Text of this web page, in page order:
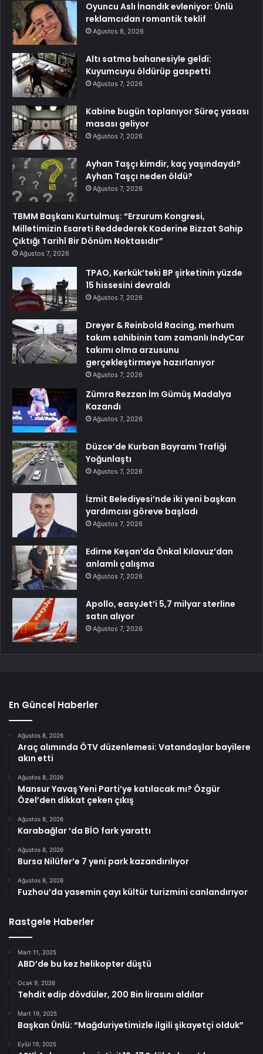
Oyuncu Aslı İnandık evleniyor: Ünlü
reklamcıdan romantik teklif
Ağustos 8, 2026
Altı satma bahanesiyle geldi:
Kuyumcuyu öldürüp gaspetti
Ağustos 7, 2026
Kabine bugün toplanıyor Süreç yasası
masası geliyor
Ağustos 7, 2026
Ayhan Taşçı kimdir, kaç yaşındaydı?
Ayhan Taşçı neden öldü?
Ağustos 7, 2026
TBMM Başkanı Kurtulmuş: “Erzurum Kongresi,
Milletimizin Esareti Reddederek Kaderine Bizzat Sahip
Çıktığı Tarihî Bir Dönüm Noktasıdır”
Ağustos 7, 2026
TPAO, Kerkük’teki BP şirketinin yüzde
15 hissesini devraldı
Ağustos 7, 2026
Dreyer & Reinbold Racing, merhum
takım sahibinin tam zamanlı IndyCar
takımı olma arzusunu
gerçekleştirmeye hazırlanıyor
Ağustos 7, 2026
Zümra Rezzan İm Gümüş Madalya
Kazandı
Ağustos 7, 2026
Düzce’de Kurban Bayramı Trafiği
Yoğunlaştı
Ağustos 7, 2026
İzmit Belediyesi’nde iki yeni başkan
yardımcısı göreve başladı
Ağustos 7, 2026
Edirne Keşan’da Önkal Kılavuz’dan
anlamlı çalışma
Ağustos 7, 2026
Apollo, easyJet’i 5,7 milyar sterline
satın alıyor
Ağustos 7, 2026
En Güncel Haberler
Ağustos 8, 2026
Araç alımında ÖTV düzenlemesi: Vatandaşlar bayilere
akın etti
Ağustos 8, 2026
Mansur Yavaş Yeni Parti’ye katılacak mı? Özgür
Özel’den dikkat çeken çıkış
Ağustos 8, 2026
Karabağlar ‘da BİO fark yarattı
Ağustos 8, 2026
Bursa Nilüfer’e 7 yeni park kazandırılıyor
Ağustos 8, 2026
Fuzhou’da yasemin çayı kültür turizmini canlandırıyor
Rastgele Haberler
Mart 11, 2025
ABD’de bu kez helikopter düştü
Ocak 9, 2026
Tehdit edip dövdüler, 200 Bin lirasını aldılar
Mart 19, 2025
Başkan Ünlü: “Mağduriyetimizle ilgili şikayetçi olduk”
Eylül 19, 2025